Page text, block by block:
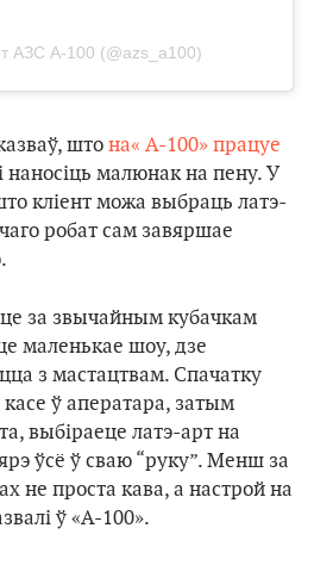
АЗС А-100 (@azs_a100)
што на« А-100» працуе
наносіць малюнак на пену. У
кліент можа выбраць латэ-
робат сам завяршае
за звычайным кубачкам
маленькае шоу, дзе
з мастацтвам. Спачатку
ў аператара, затым
выбіраеце латэ-арт на
ўсё ў сваю “руку”. Менш за
не проста кава, а настрой на
ў «А-100».